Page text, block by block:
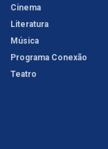
Cinema
Literatura
Música
Programa Conexão
Teatro